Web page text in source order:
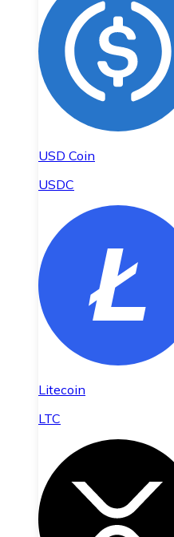
USD Coin
USDC
Litecoin
LTC